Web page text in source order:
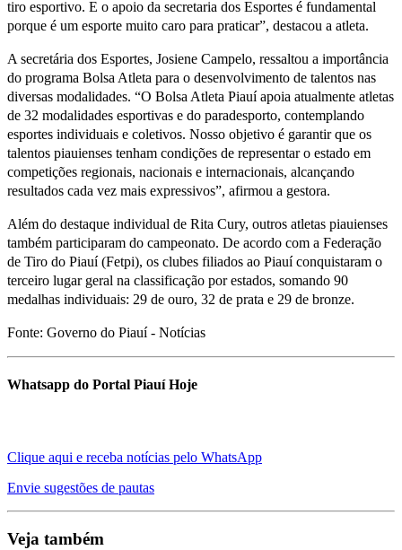
tiro esportivo. E o apoio da secretaria dos Esportes é fundamental
porque é um esporte muito caro para praticar”, destacou a atleta.
A secretária dos Esportes, Josiene Campelo, ressaltou a importância
do programa Bolsa Atleta para o desenvolvimento de talentos nas
diversas modalidades. “O Bolsa Atleta Piauí apoia atualmente atletas
de 32 modalidades esportivas e do paradesporto, contemplando
esportes individuais e coletivos. Nosso objetivo é garantir que os
talentos piauienses tenham condições de representar o estado em
competições regionais, nacionais e internacionais, alcançando
resultados cada vez mais expressivos”, afirmou a gestora.
Além do destaque individual de Rita Cury, outros atletas piauienses
também participaram do campeonato. De acordo com a Federação
de Tiro do Piauí (Fetpi), os clubes filiados ao Piauí conquistaram o
terceiro lugar geral na classificação por estados, somando 90
medalhas individuais: 29 de ouro, 32 de prata e 29 de bronze.
Fonte: Governo do Piauí - Notícias
Whatsapp do Portal Piauí Hoje
Clique aqui e receba notícias pelo WhatsApp
Envie sugestões de pautas
Veja também